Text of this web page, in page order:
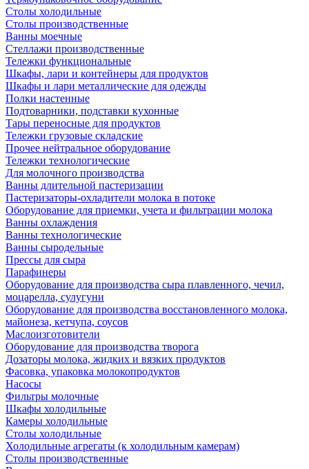
Столы холодильные
Столы производственные
Ванны моечные
Стеллажи производственные
Тележки функциональные
Шкафы, лари и контейнеры для продуктов
Шкафы и лари металлические для одежды
Полки настенные
Подтоварники, подставки кухонные
Тары переносные для продуктов
Тележки грузовые складские
Прочее нейтральное оборудование
Тележки технологические
Для молочного производства
Ванны длительной пастеризации
Пастеризаторы-охладители молока в потоке
Оборудование для приемки, учета и фильтрации молока
Ванны охлаждения
Ванны технологические
Ванны сыродельные
Прессы для сыра
Парафинеры
Оборудование для производства сыра плавленного, чечил,
моцарелла, сулугуни
Оборудование для производства восстановленного молока,
майонеза, кетчупа, соусов
Маслоизготовители
Оборудование для производства творога
Дозаторы молока, жидких и вязких продуктов
Фасовка, упаковка молокопродуктов
Насосы
Фильтры молочные
Шкафы холодильные
Камеры холодильные
Столы холодильные
Холодильные агрегаты (к холодильным камерам)
Столы производственные